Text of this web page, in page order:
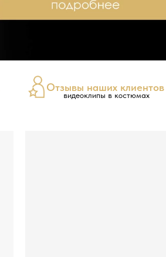
Отзывы наших клиентов
видеоклипы в костюмах